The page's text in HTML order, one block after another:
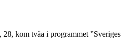
kom tvåa i programmet ”Sveriges